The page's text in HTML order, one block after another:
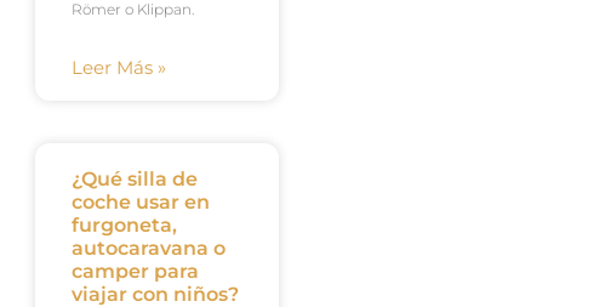
Römer o Klippan.
Leer Más »
¿Qué silla de
coche usar en
furgoneta,
autocaravana o
camper para
viajar con niños?